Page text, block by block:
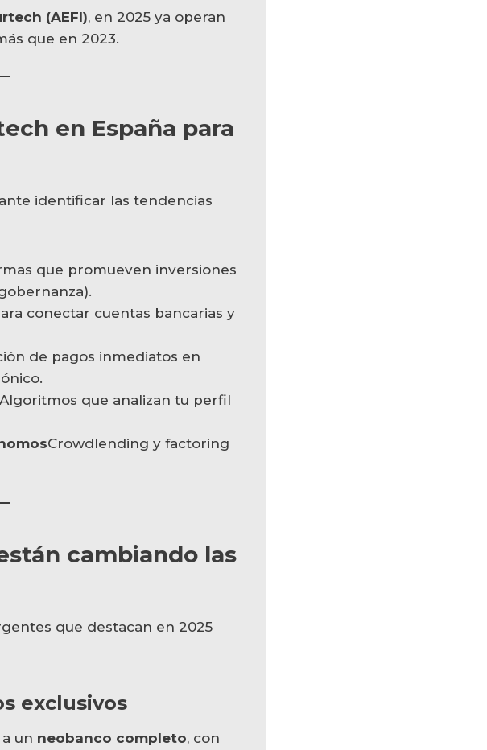
(AEFI), en 2025 ya operan
que en 2023.
en España para
identificar las tendencias
que promueven inversiones
conectar cuentas bancarias y
de pagos inmediatos en
Algoritmos que analizan tu perfil
Crowdlending y factoring
cambiando las
que destacan en 2025
exclusivos
un neobanco completo, con